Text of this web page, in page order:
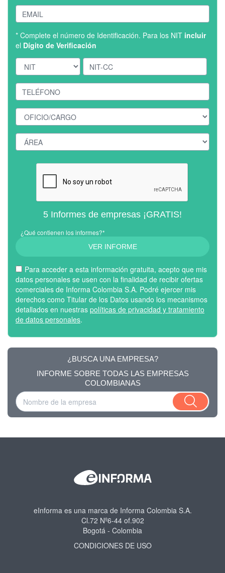
* Complete el número de Identificación. Para los NIT incluir
el Dígito de Verificación
5 Informes de empresas ¡GRATIS!
¿Qué contienen los informes?*
VER INFORME
Para acceder a esta información gratuita, acepto que mis
datos personales se usen con la finalidad de recibir ofertas
comerciales de Informa Colombia S.A. Podré ejercer mis
derechos como Titular de los Datos usando los mecanismos
detallados en nuestras políticas de privacidad y tratamiento
de datos personales.
¿BUSCA UNA EMPRESA?
INFORME SOBRE TODAS LAS EMPRESAS
COLOMBIANAS
eInforma es una marca de Informa Colombia S.A.
Cl.72 Nº6-44 of.902
Bogotá - Colombia
CONDICIONES DE USO